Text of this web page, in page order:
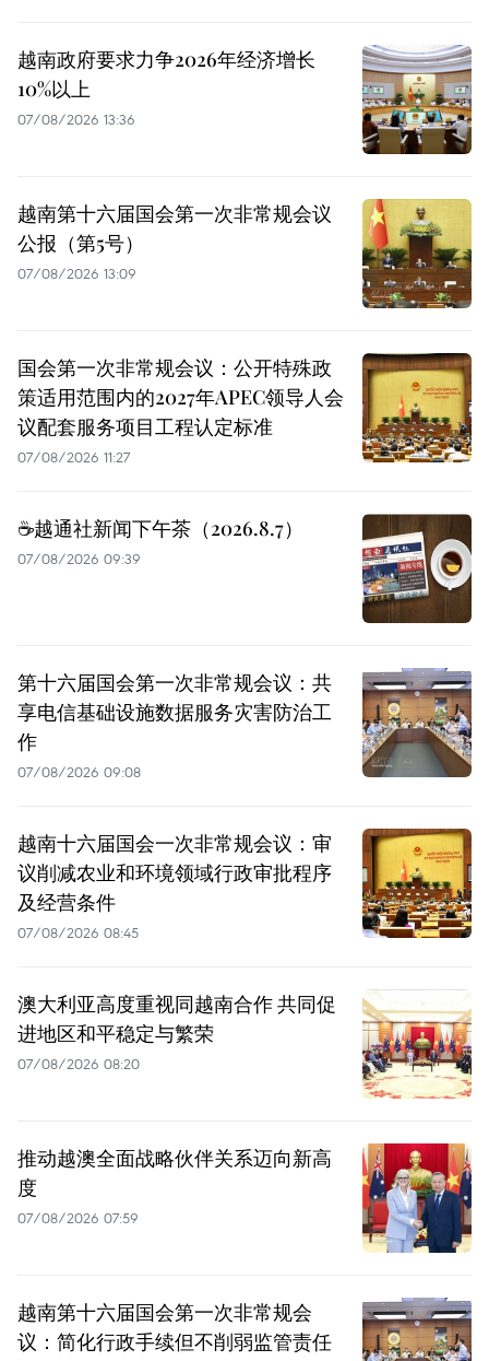
越南政府要求力争2026年经济增长
10%以上
07/08/2026 13:36
越南第十六届国会第一次非常规会议
公报（第5号）
07/08/2026 13:09
国会第一次非常规会议：公开特殊政
策适用范围内的2027年APEC领导人会
议配套服务项目工程认定标准
07/08/2026 11:27
☕️越通社新闻下午茶（2026.8.7）
07/08/2026 09:39
第十六届国会第一次非常规会议：共
享电信基础设施数据服务灾害防治工
作
07/08/2026 09:08
越南十六届国会一次非常规会议：审
议削减农业和环境领域行政审批程序
及经营条件
07/08/2026 08:45
澳大利亚高度重视同越南合作 共同促
进地区和平稳定与繁荣
07/08/2026 08:20
推动越澳全面战略伙伴关系迈向新高
度
07/08/2026 07:59
越南第十六届国会第一次非常规会
议：简化行政手续但不削弱监管责任